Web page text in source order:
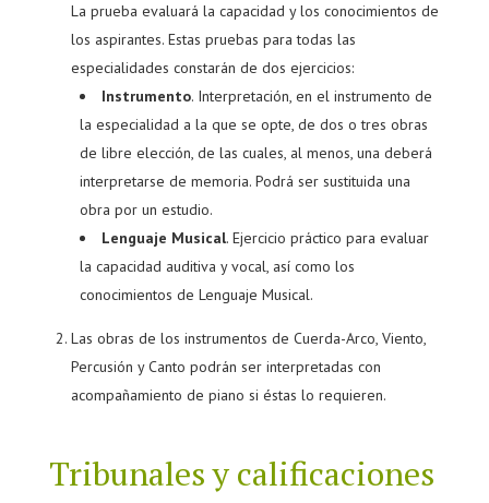
La prueba evaluará la capacidad y los conocimientos de
los aspirantes. Estas pruebas para todas las
especialidades constarán de dos ejercicios:
Instrumento. Interpretación, en el instrumento de
la especialidad a la que se opte, de dos o tres obras
de libre elección, de las cuales, al menos, una deberá
interpretarse de memoria. Podrá ser sustituida una
obra por un estudio.
Lenguaje Musical. Ejercicio práctico para evaluar
la capacidad auditiva y vocal, así como los
conocimientos de Lenguaje Musical.
Las obras de los instrumentos de Cuerda-Arco, Viento,
Percusión y Canto podrán ser interpretadas con
acompañamiento de piano si éstas lo requieren.
Tribunales y calificaciones